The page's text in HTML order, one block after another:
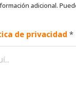
adicional.
de privacidad *